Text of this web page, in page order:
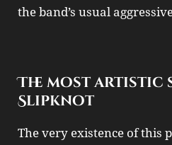
the band’s usual
The most artistic
Slipknot
The very existence of this